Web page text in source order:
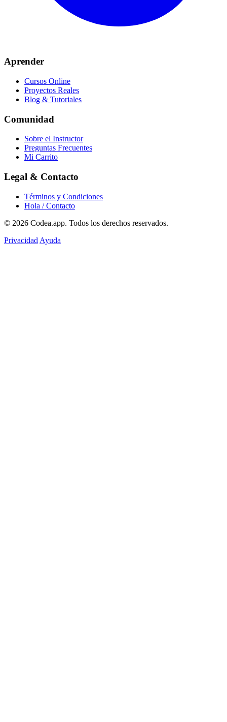
Aprender
Cursos Online
Proyectos Reales
Blog & Tutoriales
Comunidad
Sobre el Instructor
Preguntas Frecuentes
Mi Carrito
Legal & Contacto
Términos y Condiciones
Hola / Contacto
© 2026 Codea.app. Todos los derechos reservados.
Privacidad Ayuda